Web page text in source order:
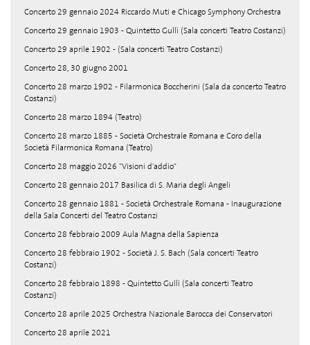
Concerto 29 gennaio 2024 Riccardo Muti e Chicago Symphony Orchestra
Concerto 29 gennaio 1903 - Quintetto Gullì (Sala concerti Teatro Costanzi)
Concerto 29 aprile 1902 - (Sala concerti Teatro Costanzi)
Concerto 28, 30 giugno 2001
Concerto 28 marzo 1902 - Filarmonica Boccherini (Sala da concerto Teatro
Costanzi)
Concerto 28 marzo 1894 (Teatro)
Concerto 28 marzo 1885 - Società Orchestrale Romana e Coro della
Società Filarmonica Romana (Teatro)
Concerto 28 maggio 2026 "Visioni d'addio"
Concerto 28 gennaio 2017 Basilica di S. Maria degli Angeli
Concerto 28 gennaio 1881 - Società Orchestrale Romana - Inaugurazione
della Sala Concerti del Teatro Costanzi
Concerto 28 febbraio 2009 Aula Magna della Sapienza
Concerto 28 febbraio 1902 - Società J. S. Bach (Sala concerti Teatro
Costanzi)
Concerto 28 febbraio 1898 - Quintetto Gullì (Sala concerti Teatro
Costanzi)
Concerto 28 aprile 2025 Orchestra Nazionale Barocca dei Conservatori
Concerto 28 aprile 2021